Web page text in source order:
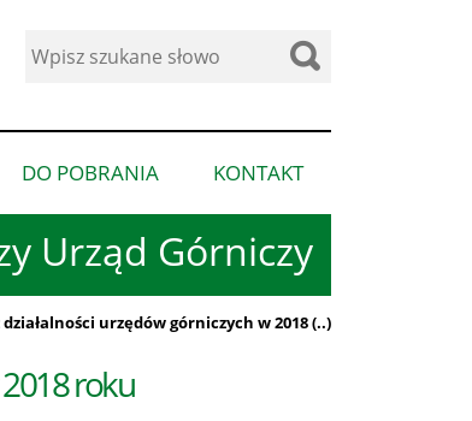
Urząd Górniczy
Wyszukaj
DO POBRANIA
pokaż
podmenu
dla
pobrania”
KONTAKT
podmenu
urzędów górniczych w 2018 (..)
roku